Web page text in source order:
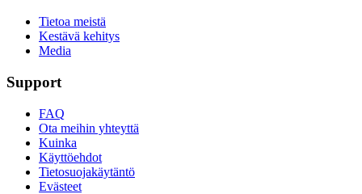
Tietoa meistä
Kestävä kehitys
Media
Support
FAQ
Ota meihin yhteyttä
Kuinka
Käyttöehdot
Tietosuojakäytäntö
Evästeet